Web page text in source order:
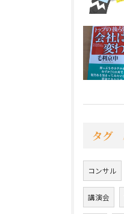
タグ
コンサル
講演会